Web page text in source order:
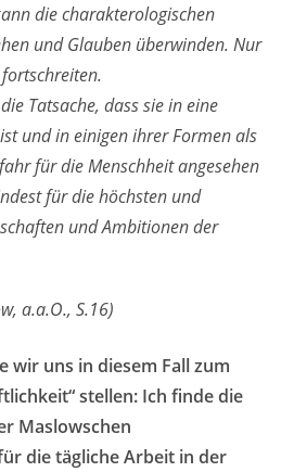
die charakterologischen
und Glauben überwinden. Nur
Tatsache, dass sie in eine
und in einigen ihrer Formen als
für die Menschheit angesehen
für die höchsten und
und Ambitionen der
a.a.O., S.16)
wir uns in diesem Fall zum
stellen: Ich finde die
Maslowschen
die tägliche Arbeit in der